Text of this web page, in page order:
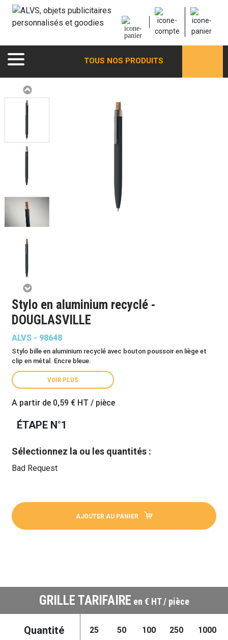
TOUS NOS PRODUITS
Stylo en aluminium recyclé -
DOUGLASVILLE
ALVS - 98648
Stylo bille en aluminium recyclé avec bouton poussoir en liège et
clip en métal. Encre bleue.
VOIR PLUS
A partir de 0,59 € HT / pièce
ÉTAPE N°1
Sélectionnez la ou les quantités :
Bad Request
AJOUTER AU PANIER
GRILLE TARIFAIRE en € HT / pièce
Quantité 25 50 100 250 1000